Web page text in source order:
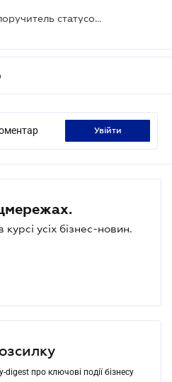
Чи наділяється майновий поручитель статусом боржника у справах про банкрутство - ВС
увійти
усіх бізнес-новин.
про ключові події бізнесу